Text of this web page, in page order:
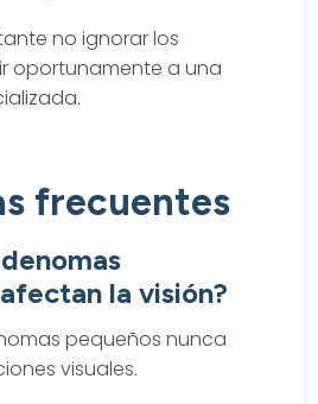
no ignorar los
oportunamente a una
frecuentes
la visión?
pequeños nunca
visuales.